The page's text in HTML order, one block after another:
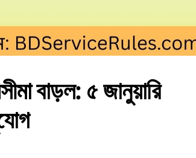
বাড়ল: ৫ জানুয়ারি